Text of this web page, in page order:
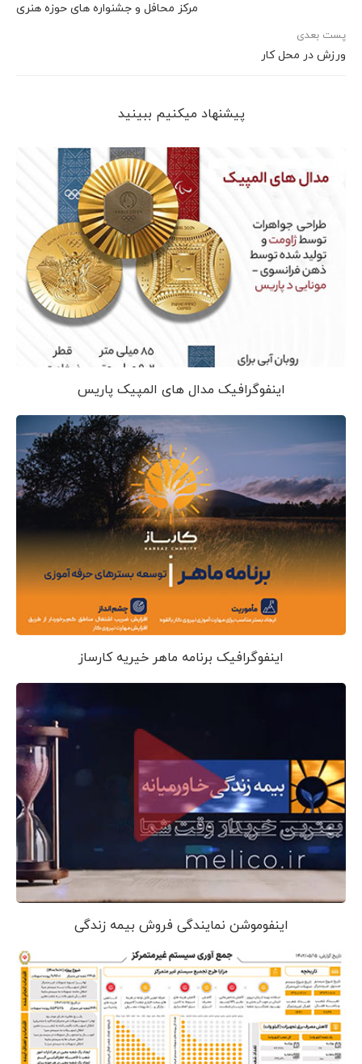
مرکز محافل و جشنواره های حوزه هنری
پست بعدی
ورزش در محل کار
پیشنهاد می‎کنیم ببینید
اینفوگرافیک مدال های المپیک پاریس
اینفوگرافیک برنامه ماهر خیریه کارساز
اینفوموشن نمایندگی فروش بیمه زندگی